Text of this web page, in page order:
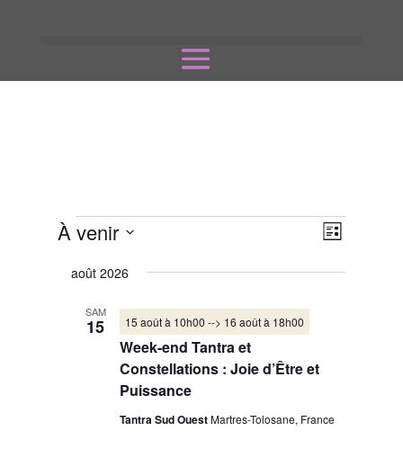
Évènements
de
vues
Liste
À venir
uneaoût 2026
SAM
15
Week-end Tantra et
Constellations : Joie d’Être et
Puissance
15 août à 10h00 --> 16 août à 18h00
Tantra Sud OuestMartres-Tolosane, France